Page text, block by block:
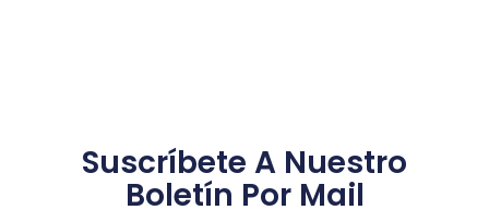
Suscríbete A Nuestro
Boletín Por Mail